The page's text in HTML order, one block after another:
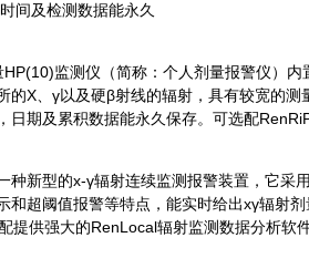
间及检测数据能永久
监测仪（简称：个人剂量报警仪）内
X、γ以及硬β射线的辐射，具有较宽的测
期及累积数据能永久保存。可选配
种新型的x-γ辐射连续监测报警装置，它采
和超阈值报警等特点，能实时给出xγ辐射
提供强大的RenLocal辐射监测数据分析软